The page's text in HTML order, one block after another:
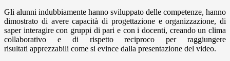
Gli alunni indubbiamente hanno sviluppato delle competenze, hanno
dimostrato di avere capacità di progettazione e organizzazione, di
saper interagire con gruppi di pari e con i docenti, creando un clima
collaborativo e di rispetto reciproco per raggiungere
risultati apprezzabili come si evince dalla presentazione del video.